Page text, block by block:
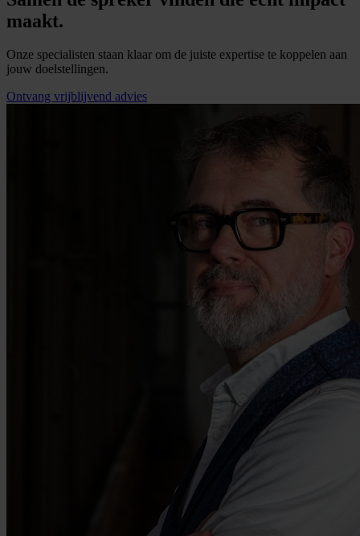
maakt.
Onze specialisten staan klaar om de juiste expertise te koppelen aan
jouw doelstellingen.
Ontvang vrijblijvend advies